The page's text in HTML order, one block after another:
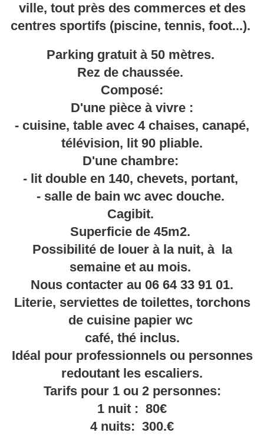
ville, tout près des commerces et des
centres sportifs (piscine, tennis, foot...).
Parking gratuit à 50 mètres.
Rez de chaussée.
Composé:
D'une pièce à vivre :
- cuisine, table avec 4 chaises, canapé,
télévision, lit 90 pliable.
D'une chambre:
- lit double en 140, chevets, portant,
- salle de bain wc avec douche.
Cagibit.
Superficie de 45m2.
Possibilité de louer à la nuit, à la
semaine et au mois.
Nous contacter au 06 64 33 91 01.
Literie, serviettes de toilettes, torchons
de cuisine papier wc
café, thé inclus.
Idéal pour professionnels ou personnes
redoutant les escaliers.
Tarifs pour 1 ou 2 personnes:
1 nuit : 80€
4 nuits: 300.€